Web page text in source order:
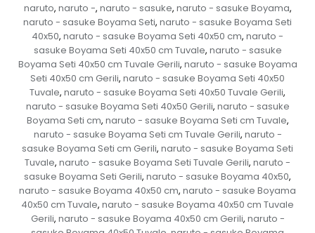
naruto, naruto -, naruto - sasuke, naruto - sasuke Boyama,
naruto - sasuke Boyama Seti, naruto - sasuke Boyama Seti
40x50, naruto - sasuke Boyama Seti 40x50 cm, naruto -
sasuke Boyama Seti 40x50 cm Tuvale, naruto - sasuke
Boyama Seti 40x50 cm Tuvale Gerili, naruto - sasuke Boyama
Seti 40x50 cm Gerili, naruto - sasuke Boyama Seti 40x50
Tuvale, naruto - sasuke Boyama Seti 40x50 Tuvale Gerili,
naruto - sasuke Boyama Seti 40x50 Gerili, naruto - sasuke
Boyama Seti cm, naruto - sasuke Boyama Seti cm Tuvale,
naruto - sasuke Boyama Seti cm Tuvale Gerili, naruto -
sasuke Boyama Seti cm Gerili, naruto - sasuke Boyama Seti
Tuvale, naruto - sasuke Boyama Seti Tuvale Gerili, naruto -
sasuke Boyama Seti Gerili, naruto - sasuke Boyama 40x50,
naruto - sasuke Boyama 40x50 cm, naruto - sasuke Boyama
40x50 cm Tuvale, naruto - sasuke Boyama 40x50 cm Tuvale
Gerili, naruto - sasuke Boyama 40x50 cm Gerili, naruto -